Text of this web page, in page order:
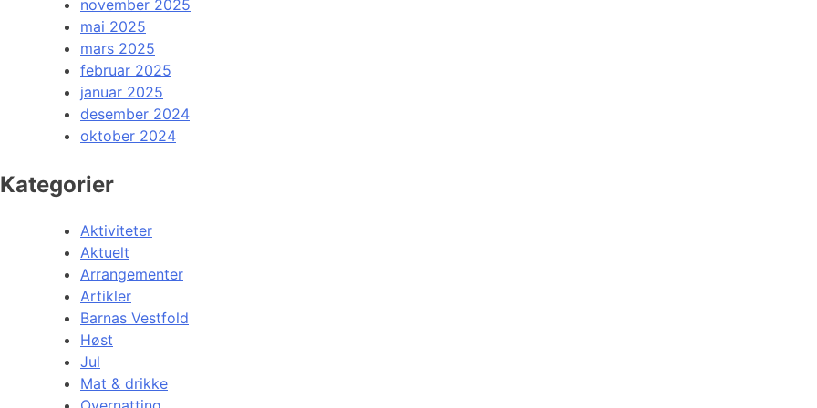
november 2025
mai 2025
mars 2025
februar 2025
januar 2025
desember 2024
oktober 2024
Kategorier
Aktiviteter
Aktuelt
Arrangementer
Artikler
Barnas Vestfold
Høst
Jul
Mat & drikke